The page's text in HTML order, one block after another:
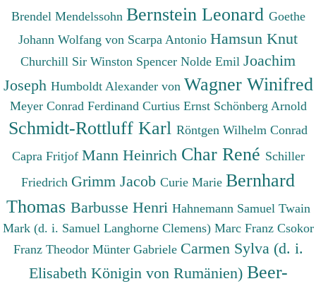
Brendel Mendelssohn Bernstein Leonard Goethe
Johann Wolfang von Scarpa Antonio Hamsun Knut
Churchill Sir Winston Spencer Nolde Emil Joachim
Joseph Humboldt Alexander von Wagner Winifred
Meyer Conrad Ferdinand Curtius Ernst Schönberg Arnold
Schmidt-Rottluff Karl Röntgen Wilhelm Conrad
Capra Fritjof Mann Heinrich Char René Schiller
Friedrich Grimm Jacob Curie Marie Bernhard
Thomas Barbusse Henri Hahnemann Samuel Twain
Mark (d. i. Samuel Langhorne Clemens) Marc Franz Csokor
Franz Theodor Münter Gabriele Carmen Sylva (d. i.
Elisabeth Königin von Rumänien) Beer-